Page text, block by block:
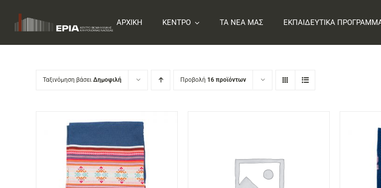
content
ΑΡΧΙΚΗ ΚΕΝΤΡΟ ΤΑ ΝΕΑ ΜΑΣ ΕΚΠΑΙΔΕΥΤΙΚΑ
Ταξινόμηση βάσει Δημοφιλή Προβολή 16 προϊόντων